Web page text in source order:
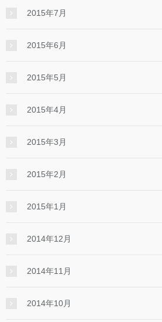
2015年7月
2015年6月
2015年5月
2015年4月
2015年3月
2015年2月
2015年1月
2014年12月
2014年11月
2014年10月